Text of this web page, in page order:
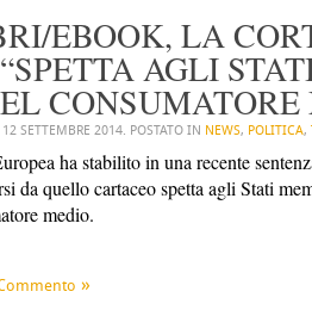
EBOOK, LA
AGLI
CONSUMATORE
12 SETTEMBRE 2014. POSTATO IN NEWS, POLITICA,
ha stabilito in una recente
da quello cartaceo spetta agli Stati
medio.